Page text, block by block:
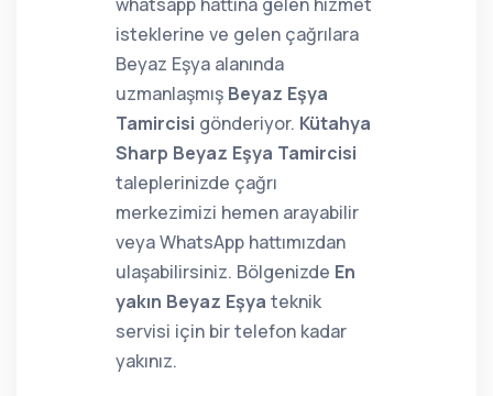
isteklerine ve gelen çağrılara
Beyaz Eşya alanında
uzmanlaşmış Beyaz Eşya
Tamircisi gönderiyor. Kütahya
Sharp Beyaz Eşya Tamircisi
taleplerinizde çağrı
merkezimizi hemen arayabilir
veya WhatsApp hattımızdan
ulaşabilirsiniz. Bölgenizde En
yakın Beyaz Eşya teknik
servisi için bir telefon kadar
yakınız.